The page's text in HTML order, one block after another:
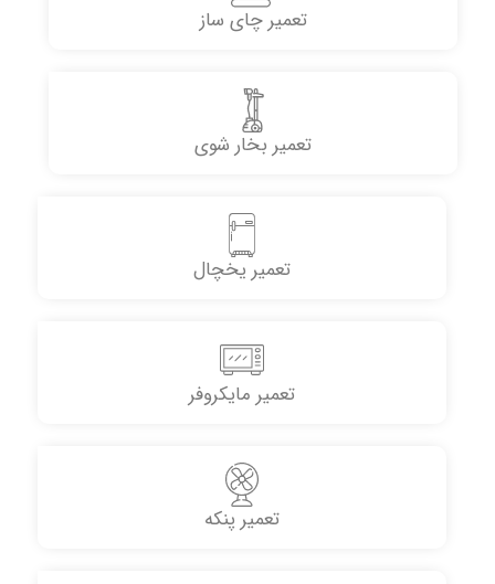
تعمیر چای ساز
تعمیر بخار شوی
تعمیر یخچال
تعمیر مایکروفر
تعمیر پنکه